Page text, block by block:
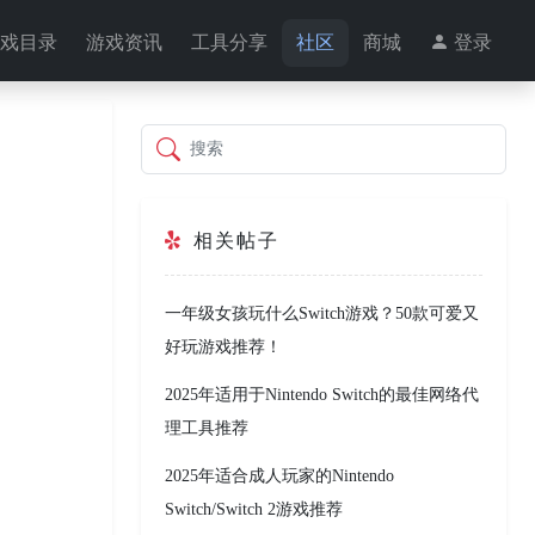
目录 游戏资讯 工具分享 社区 商城 登录
搜索
相关帖子
一年级女孩玩什么Switch游戏？50款可爱又
好玩游戏推荐！
2025年适用于Nintendo Switch的最佳网络代
理工具推荐
2025年适合成人玩家的Nintendo
Switch/Switch 2游戏推荐